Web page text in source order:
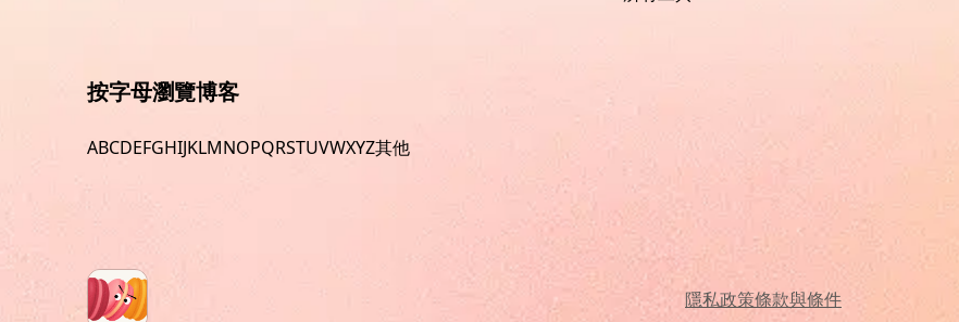
按字母瀏覽博客
ABCDEFGHIJKLMNOPQRSTUVWXYZ其他
隱私政策條款與條件